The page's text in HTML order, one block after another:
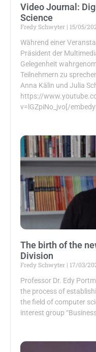
Video Journal:
Science
Fredy Schwyter
15/05/
Während einer
Präsident der
Gelegenheit
Teilnehmern zu
Anna Kälin und Julia
https://
v=lGZpiNo_jvo[/
The birth of the
Division
Fredy Schwyter
17/03/
Professor Dr. Edy
the process of
the field of computer
interest group